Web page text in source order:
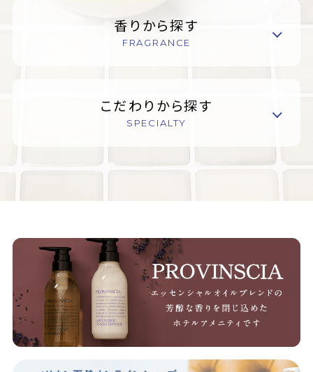
香りから探す
FRAGRANCE
こだわりから探す
SPECIALTY